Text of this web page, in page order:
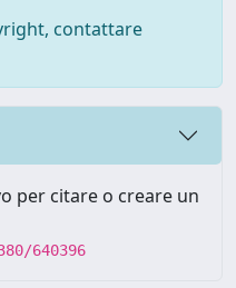
contattare
per citare o creare un
640396